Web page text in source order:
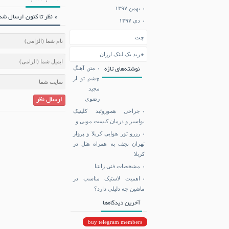
0 نظر تا کنون ارسال شده است.
ارسال نظر
بهمن ۱۳۹۷
دی ۱۳۹۷
چت
خرید بک لینک ارزان
نوشته‌های تازه
متن آهنگ
چشم تو از
مجید
رضوی
جراحی هموروئید کلینیک
بواسیر و درمان کیست مویی و
رزرو تور هوایی کربلا و پرواز
تهران نجف به همراه هتل در
کربلا
مشخصات فنی زانتیا
اهمیت لاستیک مناسب در
ماشین چه دلیلی دارد؟
آخرین دیدگاه‌ها
buy telegram members